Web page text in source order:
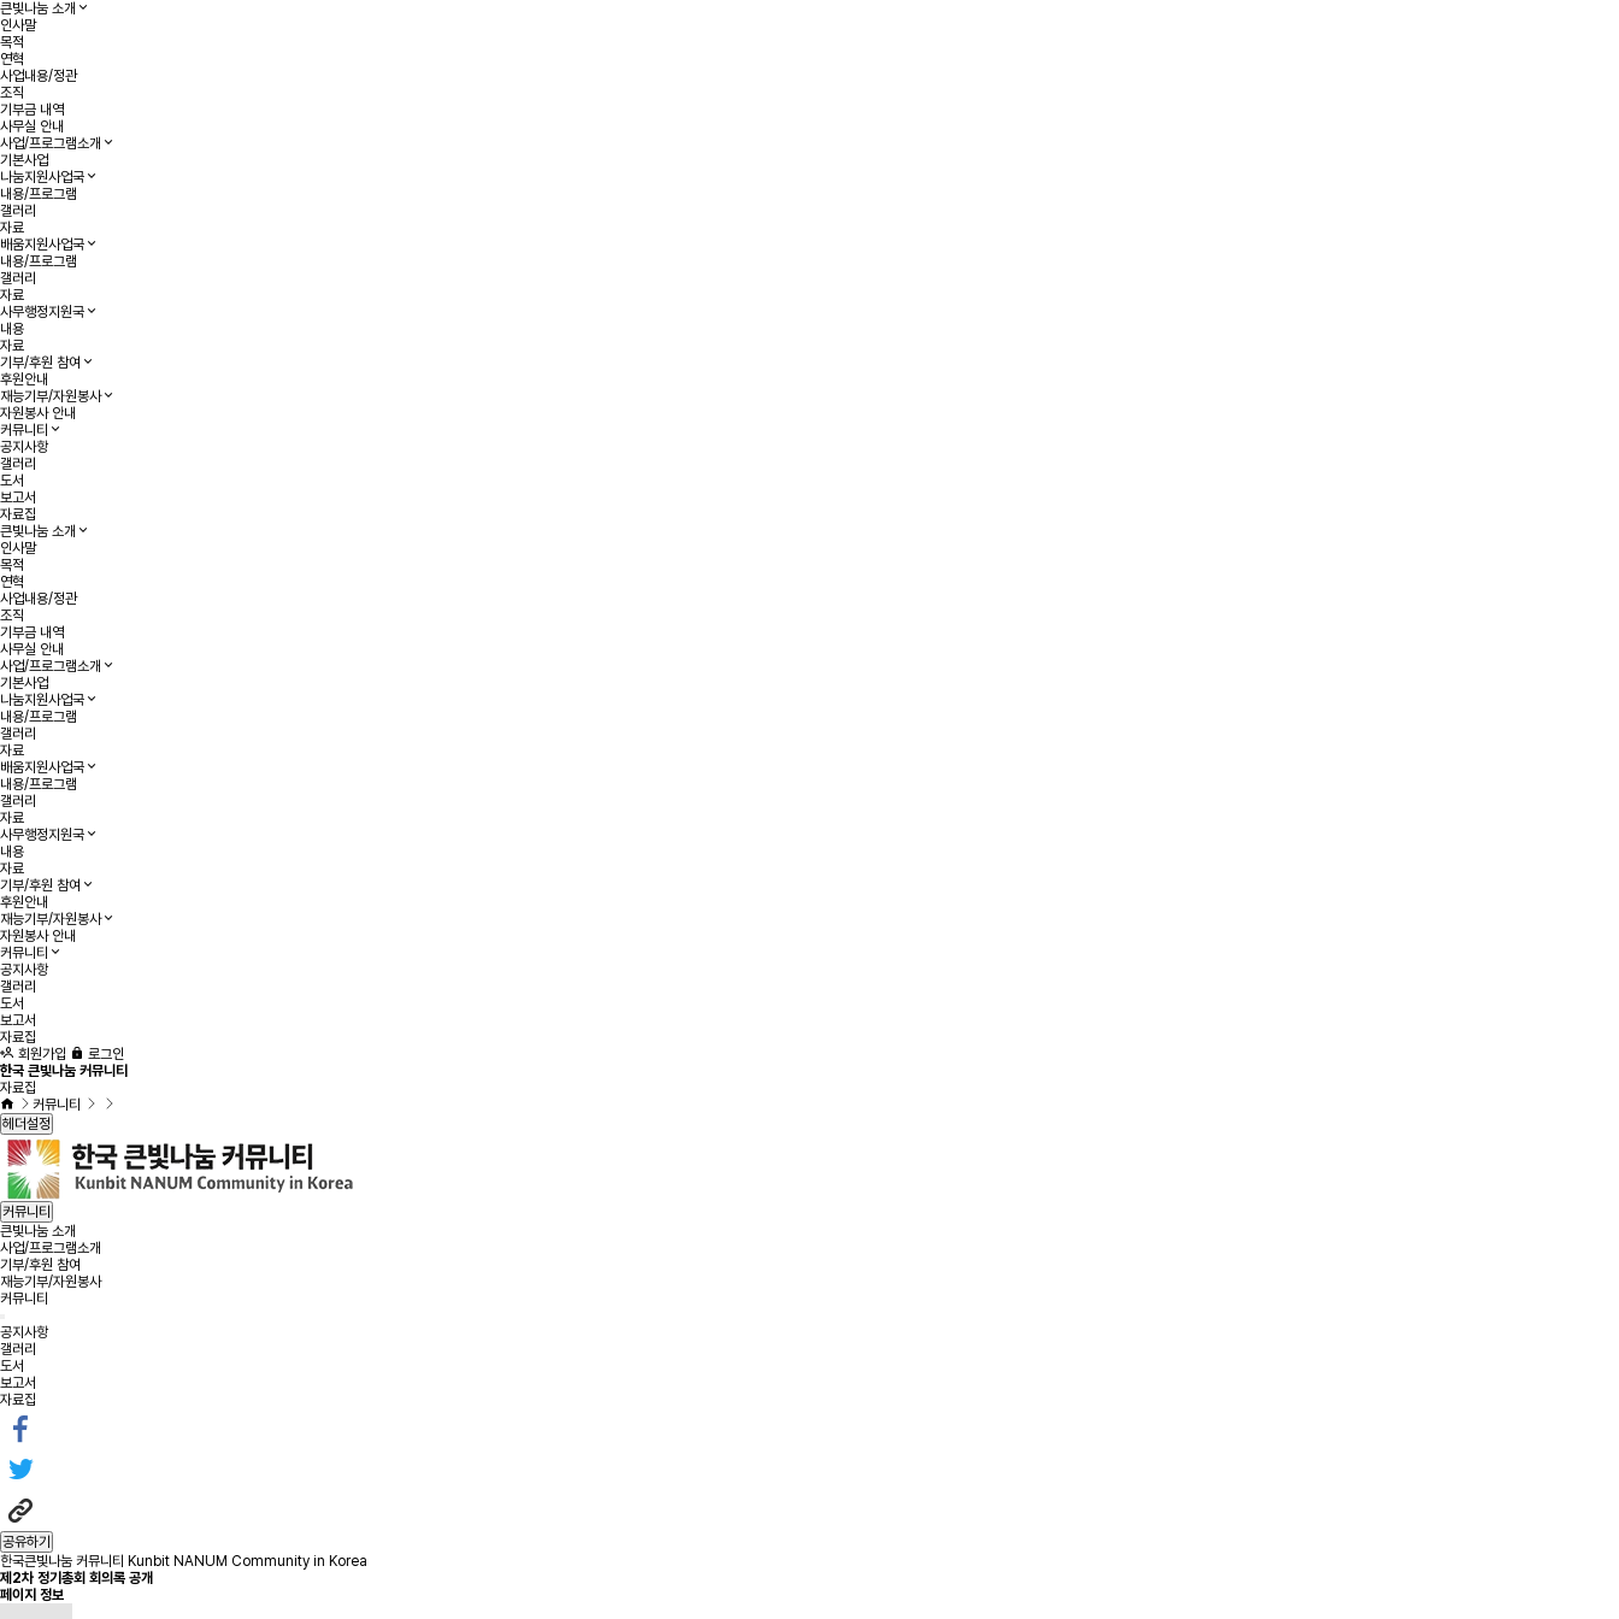
큰빛나눔 소개
인사말
목적
연혁
사업내용/정관
조직
기부금 내역
사무실 안내
사업/프로그램소개
기본사업
나눔지원사업국
내용/프로그램
갤러리
자료
배움지원사업국
내용/프로그램
갤러리
자료
사무행정지원국
내용
자료
기부/후원 참여
후원안내
재능기부/자원봉사
자원봉사 안내
커뮤니티
공지사항
갤러리
도서
보고서
자료집
큰빛나눔 소개
인사말
목적
연혁
사업내용/정관
조직
기부금 내역
사무실 안내
사업/프로그램소개
기본사업
나눔지원사업국
내용/프로그램
갤러리
자료
배움지원사업국
내용/프로그램
갤러리
자료
사무행정지원국
내용
자료
기부/후원 참여
후원안내
재능기부/자원봉사
자원봉사 안내
커뮤니티
공지사항
갤러리
도서
보고서
자료집
회원가입
로그인
한국 큰빛나눔 커뮤니티
자료집
커뮤니티
헤더설정
커뮤니티
큰빛나눔 소개
사업/프로그램소개
기부/후원 참여
재능기부/자원봉사
커뮤니티
공지사항
갤러리
도서
보고서
자료집
공유하기
한국큰빛나눔 커뮤니티 Kunbit NANUM Community in Korea
제2차 정기총회 회의록 공개
페이지 정보